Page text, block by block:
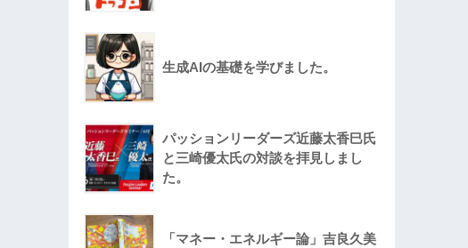
生成AIの基礎を学びました。
パッションリーダーズ近藤太香巳氏
と三崎優太氏の対談を拝見しまし
た。
「マネー・エネルギー論」吉良久美